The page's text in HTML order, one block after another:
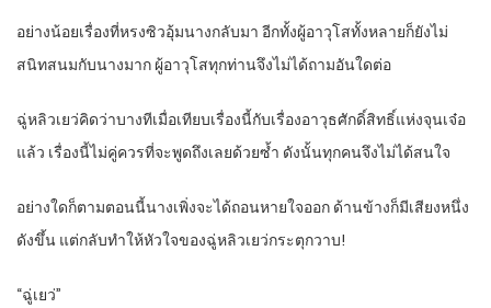
อย่างน้อยเรื่องที่หรงซิวอุ้มนางกลับมา อีกทั้งผู้อาวุโสทั้งหลายก็ยังไม่
สนิทสนมกับนางมาก ผู้อาวุโสทุกท่านจึงไม่ได้ถามอันใดต่อ
ฉู่หลิวเยว่คิดว่าบางทีเมื่อเทียบเรื่องนี้กับเรื่องอาวุธศักดิ์สิทธิ์แห่งจุนเจ๋อ
แล้ว เรื่องนี้ไม่คู่ควรที่จะพูดถึงเลยด้วยซ้ำ ดังนั้นทุกคนจึงไม่ได้สนใจ
อย่างใดก็ตามตอนนี้นางเพิ่งจะได้ถอนหายใจออก ด้านข้างก็มีเสียงหนึ่ง
ดังขึ้น แต่กลับทำให้หัวใจของฉู่หลิวเยว่กระตุกวาบ!
“ฉู่เยว่”